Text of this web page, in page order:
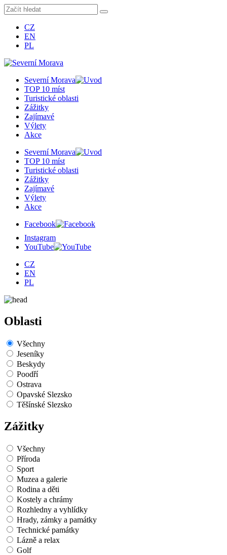
CZ
EN
PL
Severní Morava
TOP 10 míst
Turistické oblasti
Zážitky
Zajímavé
Výlety
Akce
Severní Morava
TOP 10 míst
Turistické oblasti
Zážitky
Zajímavé
Výlety
Akce
Facebook
Instagram
YouTube
CZ
EN
PL
Oblasti
Všechny
Jeseníky
Beskydy
Poodří
Ostrava
Opavské Slezsko
Těšínské Slezsko
Zážitky
Všechny
Příroda
Sport
Muzea a galerie
Rodina a děti
Kostely a chrámy
Rozhledny a vyhlídky
Hrady, zámky a památky
Technické památky
Lázně a relax
Golf